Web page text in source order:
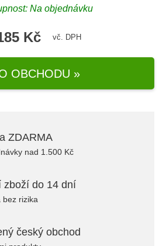
Na objednávku
Kč vč. DPH
OBCHODU »
ZDARMA
nad 1.500 Kč
zboží do 14 dní
bez rizika
český obchod